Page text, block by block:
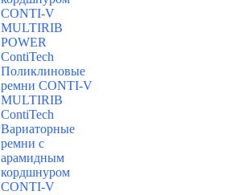
CONTI-V
MULTIRIB
POWER
ContiTech
Поликлиновые
ремни CONTI-V
MULTIRIB
ContiTech
Вариаторные
ремни с
арамидным
кордшнуром
CONTI-V